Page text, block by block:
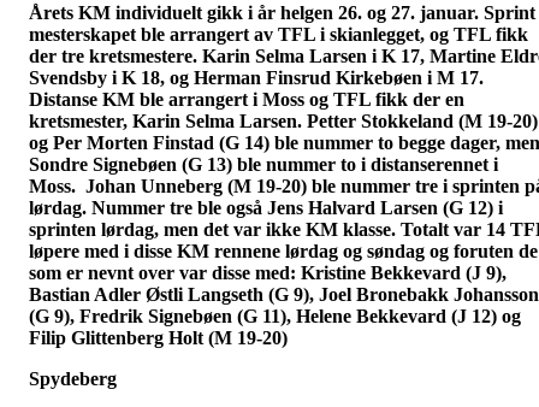
Årets KM individuelt gikk i år helgen 26. og 27. januar. Sprint
mesterskapet ble arrangert av TFL i skianlegget, og TFL fikk
der tre kretsmestere. Karin Selma Larsen i K 17, Martine
Svendsby i K 18, og Herman Finsrud Kirkebøen i M 17.
Distanse KM ble arrangert i Moss og TFL fikk der en
kretsmester, Karin Selma Larsen. Petter Stokkeland (M 19-20)
og Per Morten Finstad (G 14) ble nummer to begge dager,
Sondre Signebøen (G 13) ble nummer to i distanserennet i
Moss. Johan Unneberg (M 19-20) ble nummer tre i sprinten
lørdag. Nummer tre ble også Jens Halvard Larsen (G 12) i
sprinten lørdag, men det var ikke KM klasse. Totalt var 14
løpere med i disse KM rennene lørdag og søndag og foruten de
som er nevnt over var disse med: Kristine Bekkevard (J 9),
Bastian Adler Østli Langseth (G 9), Joel Bronebakk Johansson
(G 9), Fredrik Signebøen (G 11), Helene Bekkevard (J 12) og
Filip Glittenberg Holt (M 19-20)
Spydeberg